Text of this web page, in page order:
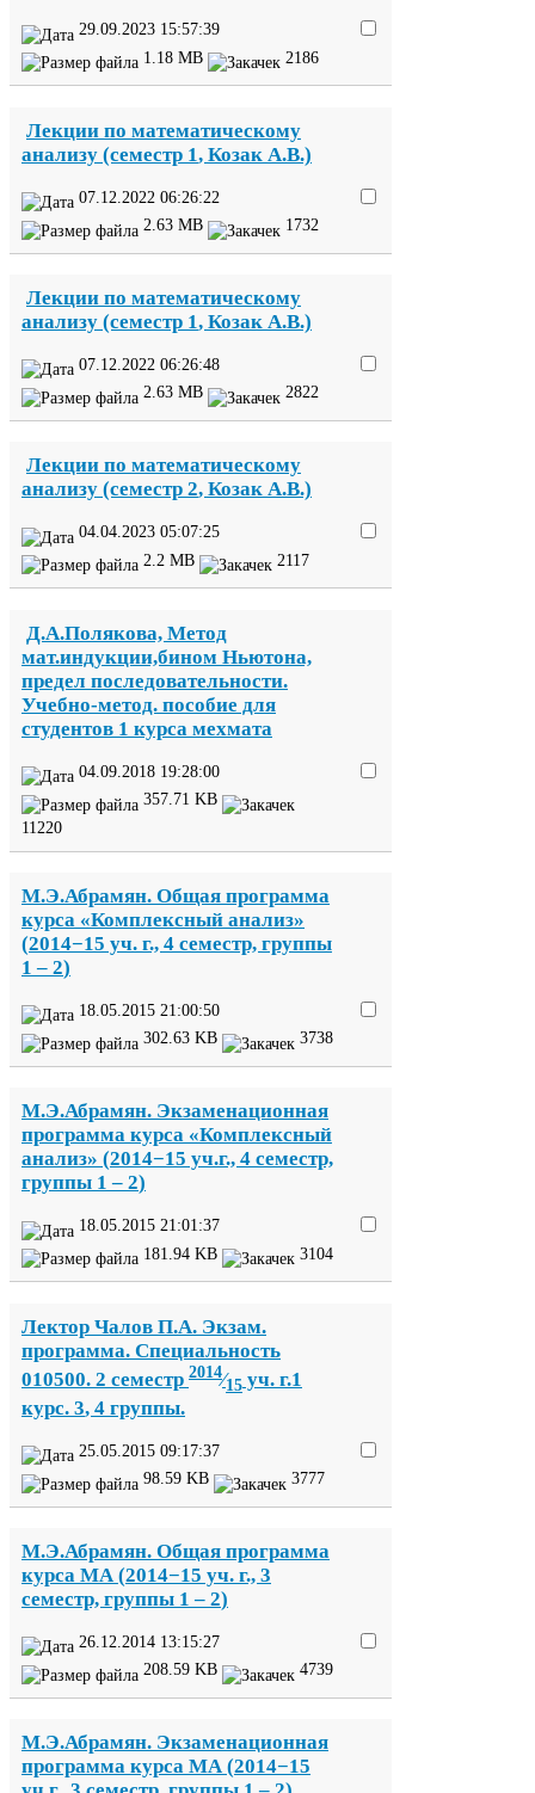
29.09.2023 15:57:39
1 18 MB 2186
Лекции по математическому
анализу (семестр 1, Козак А.В.)
07 12 2022 06:26:22
2 63 MB 1732
Лекции по математическому
анализу (семестр 1, Козак А.В.)
07 12 2022 06:26:48
2.63 MB 2822
Лекции по математическому
анализу (семестр 2, Козак А.В.)
04.04.2023 05:07:25
2 2 MB 2117
Д.А.Полякова, Метод
мат.индукции,бином Ньютона,
предел последовательности.
Учебно-​метод. пособие для
студентов 1 курса мехмата
04 09 2018 19:28:00
357 71 KB
11220
М.Э.Абрамян. Общая программа
курса «Комплексный анализ»
(2014−15 уч. г., 4 семестр, группы
1 – 2)
18 05 2015 21:00:50
302.63 KB 3738
М.Э.Абрамян. Экзаменационная
программа курса «Комплексный
анализ» (2014−15 уч.г., 4 семестр,
группы 1 – 2)
18.05.2015 21:01:37
181 94 KB 3104
Лектор Чалов П.А. Экзам.
программа. Специальность
010500. 2 семестр 2014⁄15 уч. г.1
курс. 3, 4 группы.
25 05 2015 09:17:37
98 59 KB 3777
М.Э.Абрамян. Общая программа
курса МА(2014−15 уч. г., 3
семестр, группы 1 – 2)
26 12 2014 13:15:27
208.59 KB 4739
М.Э.Абрамян. Экзаменационная
программа курса МА(2014−15